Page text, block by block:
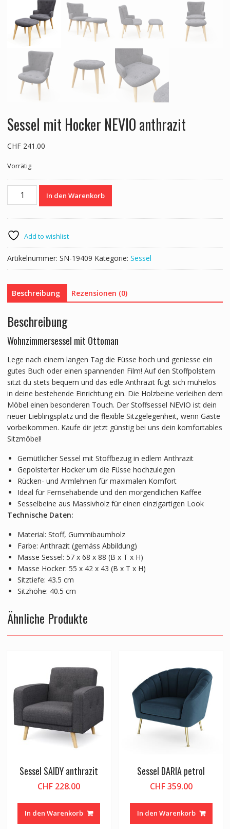
Sessel mit Hocker NEVIO anthrazit
CHF241.00
Vorrätig
Sessel
anthrazit
Menge
In den Warenkorb
Add to wishlist
Artikelnummer: SN-19409 Kategorie: Sessel
Beschreibung Rezensionen (0)
Beschreibung
Wohnzimmersessel mit Ottoman
Lege nach einem langen Tag die Füsse hoch und geniesse ein
gutes Buch oder einen spannenden Film! Auf den Stoffpolstern
sitzt du stets bequem und das edle Anthrazit fügt sich mühelos
in deine bestehende Einrichtung ein. Die Holzbeine verleihen dem
Möbel einen besonderen Touch. Der Stoffsessel NEVIO ist dein
neuer Lieblingsplatz und die flexible Sitzgelegenheit, wenn Gäste
vorbeikommen. Kaufe dir jetzt günstig bei uns dein komfortables
Sitzmöbel!
Gemütlicher Sessel mit Stoffbezug in edlem Anthrazit
Gepolsterter Hocker um die Füsse hochzulegen
Rücken- und Armlehnen für maximalen Komfort
Ideal für Fernsehabende und den morgendlichen Kaffee
Sesselbeine aus Massivholz für einen einzigartigen Look
Technische Daten:
Material: Stoff, Gummibaumholz
Farbe: Anthrazit (gemäss Abbildung)
Masse Sessel: 57 x 68 x 88 (B x T x H)
Masse Hocker: 55 x 42 x 43 (B x T x H)
Sitztiefe: 43.5 cm
Sitzhöhe: 40.5 cm
Ähnliche Produkte
Sessel SAIDY anthrazit
CHF 228.00
In den Warenkorb
Sessel DARIA petrol
CHF359.00
In den Warenkorb